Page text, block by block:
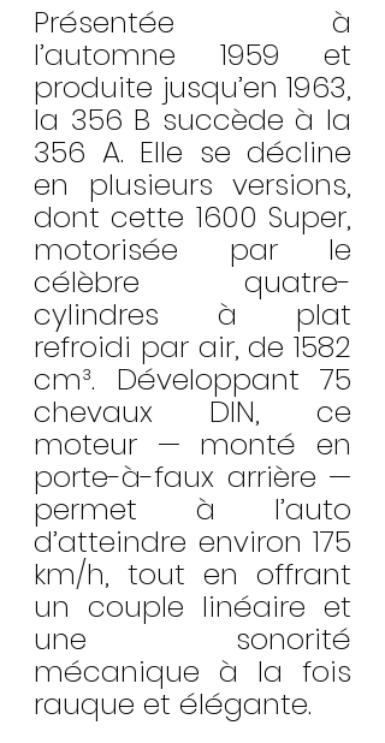
Présentée à
l’automne 1959 et
produite jusqu’en 1963,
la 356 B succède à la
356 A. Elle se décline
en plusieurs versions,
dont cette 1600 Super,
motorisée par le
célèbre quatre-
cylindres à plat
refroidi par air, de 1582
cm³. Développant 75
chevaux DIN, ce
moteur — monté en
porte-à-faux arrière —
permet à l’auto
d’atteindre environ 175
km/h, tout en offrant
un couple linéaire et
une sonorité
mécanique à la fois
rauque et élégante.